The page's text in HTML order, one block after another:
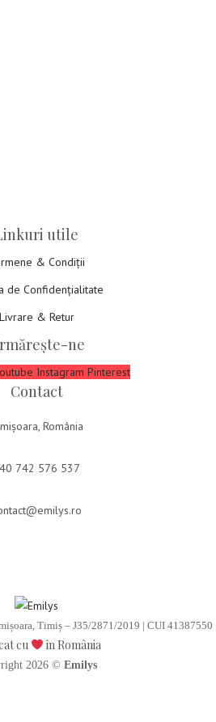
utile
& Condiții
de Confidențialitate
Livrare & Retur
ne
Instagram Pinterest
Contact
România
742 576 537
Timiș – J35/2871/2019 | CUI 41387550
cu în România
2026 © Emilys